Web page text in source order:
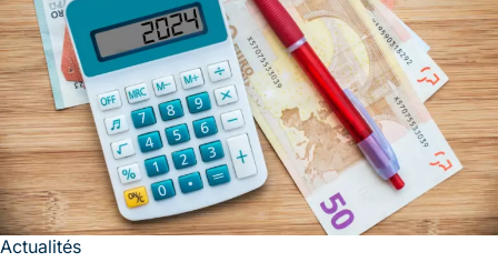
Actualités